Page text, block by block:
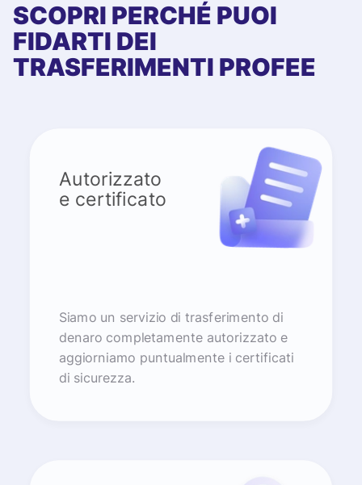
SCOPRI PERCHÉ PUOI
FIDARTI DEI
TRASFERIMENTI PROFEE
Autorizzato
e certificato
Siamo un servizio di trasferimento di
denaro completamente autorizzato e
aggiorniamo puntualmente i certificati
di sicurezza.